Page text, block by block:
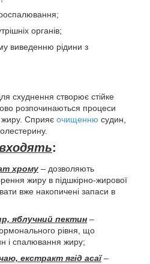
органів;
виведенню рідини з
схуднення створює стійке
розпочинаються процеси
жиру. Сприяє очищенню судин,
:
хрому – дозволяють
жиру в підшкірно-жирової
вже накопичені запаси в
яблучний пектин –
рівня, що
і спалювання жиру;
екстракт ягід асаї–